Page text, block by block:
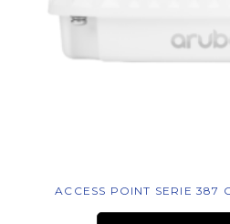
ACCESS POINT SERIE 387